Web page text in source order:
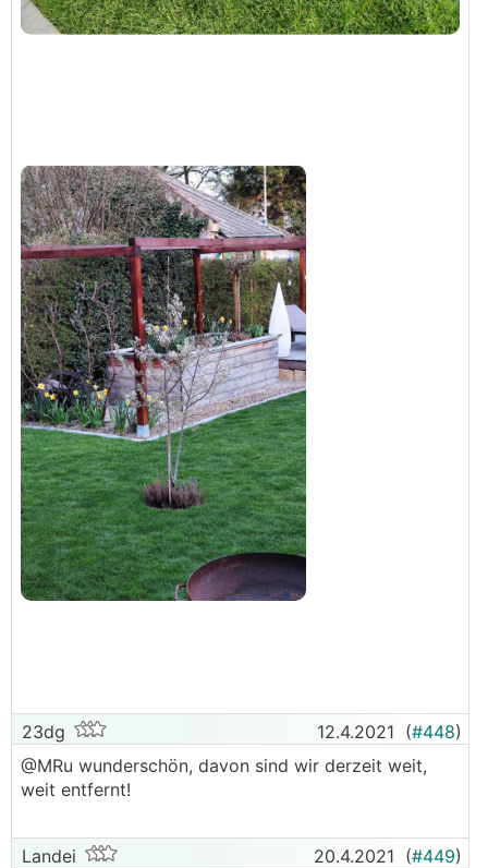
23dg 12.4.2021 (#448)
@MRu wunderschön, davon sind wir derzeit weit,
weit entfernt!
Landei 20.4.2021 (#449)